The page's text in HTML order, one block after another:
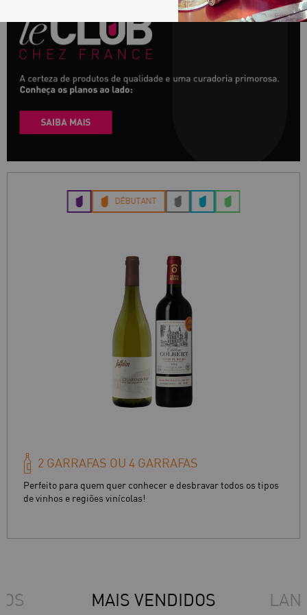
2 GARRAFAS OU 4 GARRAFAS
Perfeito para quem quer conhecer e desbravar todos os tipos
de vinhos e regiões vinícolas!
DÉBUTANT
MAIS VENDIDOS